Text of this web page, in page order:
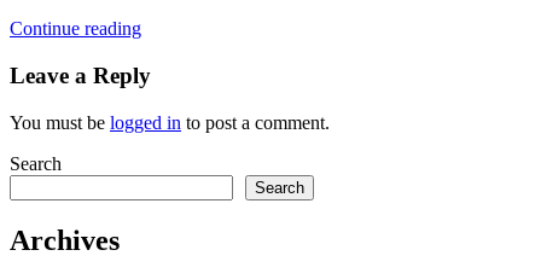
Continue reading
Leave a Reply
You must be logged in to post a comment.
Search
Search
Archives